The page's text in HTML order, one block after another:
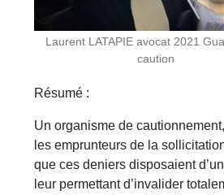
Laurent LATAPIE avocat 2021
caution
Résumé :
Un organisme de
les emprunteurs de la
que ces deniers disposaient
leur permettant d’invalider